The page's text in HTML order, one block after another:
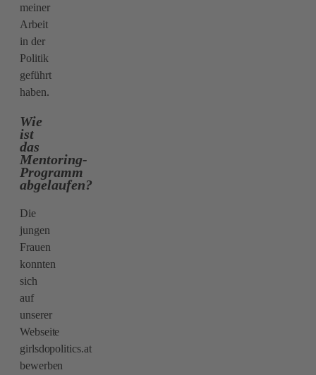
meiner
Arbeit
in der
Politik
geführt
haben.
Wie
ist
das
Mentoring-
Programm
abgelaufen?
Die
jungen
Frauen
konnten
sich
auf
unserer
Webseite
girlsdopolitics.at
bewerben